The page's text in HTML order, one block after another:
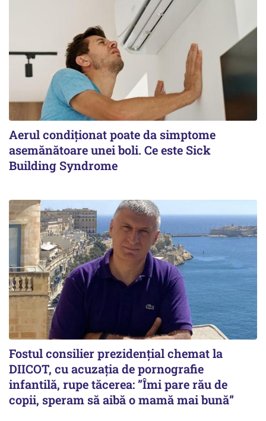
Aerul condiționat poate da simptome
asemănătoare unei boli. Ce este Sick
Building Syndrome
Fostul consilier prezidențial chemat la
DIICOT, cu acuzația de pornografie
infantilă, rupe tăcerea: ”Îmi pare rău de
copii, speram să aibă o mamă mai bună”